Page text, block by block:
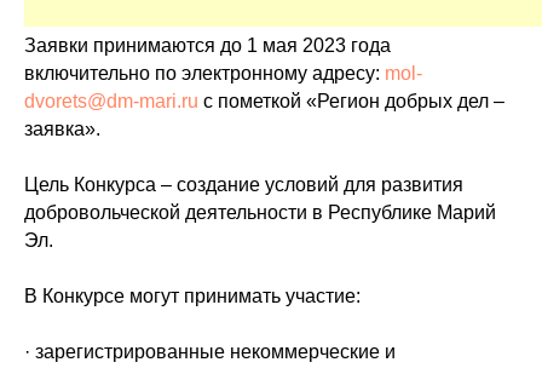
Заявки принимаются до 1 мая 2023 года
включительно по электронному адресу: mol-
dvorets@dm-mari.ru с пометкой «Регион добрых дел –
заявка».
Цель Конкурса – создание условий для развития
добровольческой деятельности в Республике Марий
Эл.
В Конкурсе могут принимать участие:
· зарегистрированные некоммерческие и